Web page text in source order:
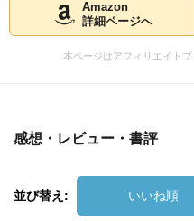
Amazon
詳細ページへ
本ページはアフィリエイト
感想・レビュー・書評
並び替え: いいね順